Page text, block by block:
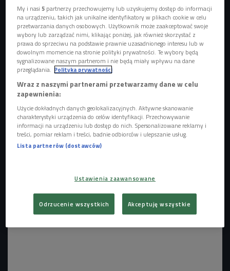
Zdjęcie ilustracyjne
Sobotnią audycję "Szanuj zieleń" klasycznie rozpoczniemy
zielonymi godzinami i statystykami wykorzystania energii z
OZE. Już po godzinie 9.00 będziemy rozmawiać o Żabiej
Odysei, czyli społecznej akcji czynnej ochrony płazów.
My i nasi5 partnerzy przechowujemy lub uzyskujemy dostęp do informacji
na urządzeniu, takich jak unikalne identyfikatory w plikach cookie w celu
przetwarzania danych osobowych. Użytkownik może zaakceptować swoje
wybory lub zarządzać nimi, klikając poniżej, jak również skorzystać z
prawa do sprzeciwu na podstawie prawnie uzasadnionego interesu lub w
dowolnym momencie na stronie polityki prywatności. Te wybory będą
sygnalizowane naszym partnerom i nie będą miały wpływu na dane
przeglądania. Polityka prywatności
Wraz z naszymi partnerami przetwarzamy dane w celu
zapewnienia:
Użycie dokładnych danych geolokalizacyjnych. Aktywne skanowanie
charakterystyki urządzenia do celów identyfikacji. Przechowywanie
informacji na urządzeniu lub dostęp do nich. Spersonalizowane reklamy i
treści, pomiar reklam i treści, badnie odbiorców i ulepszanie usług.
Lista partnerów (dostawców)
Ustawienia zaawansowane
Odrzucenie wszystkich Akceptuję wszystkie